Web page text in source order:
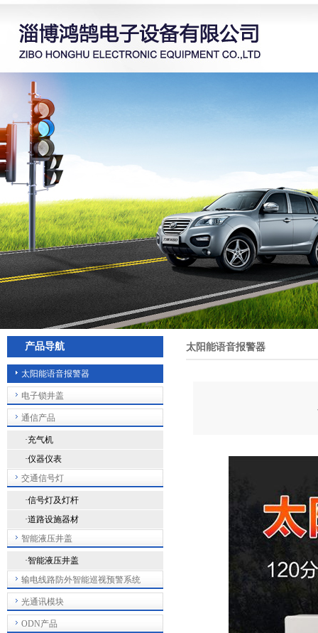
产品导航
太阳能语音报警器
电子锁井盖
通信产品
·充气机
·仪器仪表
交通信号灯
·信号灯及灯杆
·道路设施器材
智能液压井盖
·智能液压井盖
输电线路防外智能巡视预警系统
光通讯模块
ODN产品
太阳能语音报警器